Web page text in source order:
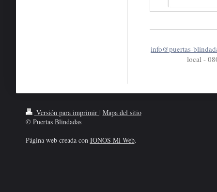
info@puertas-
local -
Versión para imprimir | Mapa del sitio
© Puertas Blindadas
Página web creada con IONOS Mi Web.